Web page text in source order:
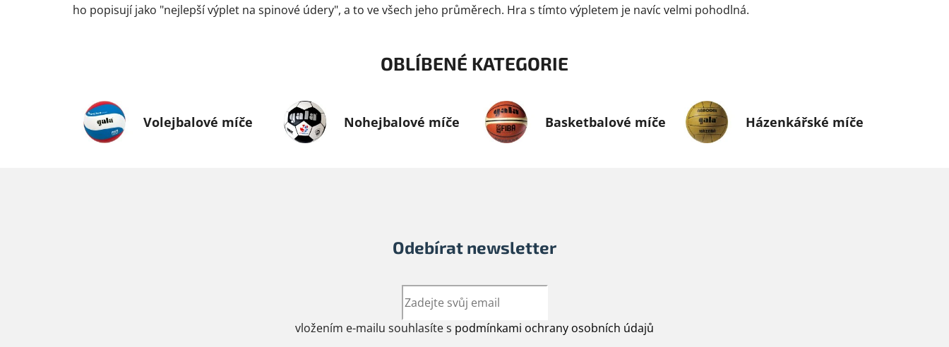
ho popisují jako "nejlepší výplet na spinové údery", a to ve všech jeho průměrech. Hra s tímto výpletem je navíc velmi pohodlná.
OBLÍBENÉ KATEGORIE
Volejbalové míče Nohejbalové míče Basketbalové míče Házenkářské míče
Odebírat newsletter
vložením e-mailu souhlasíte s podmínkami ochrany osobních údajů